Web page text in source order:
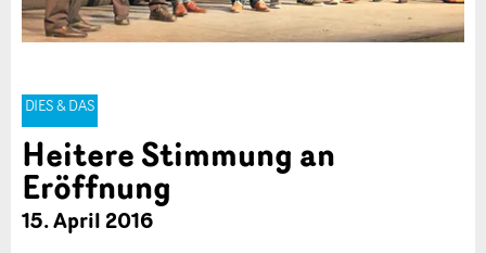
DIES & DAS
Heitere Stimmung an
Eröffnung
15. April 2016